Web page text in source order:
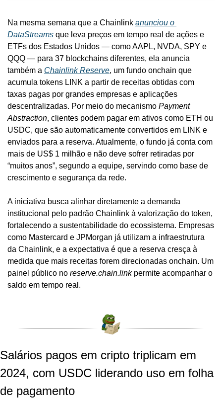
Na mesma semana que a Chainlink
DataStreams que leva preços em tempo real de ações e
ETFs dos Estados Unidos — como AAPL, NVDA, SPY e
QQQ — para 37 blockchains diferentes, ela anuncia
também a Chainlink Reserve, um fundo onchain que
acumula tokens LINK a partir de receitas obtidas com
taxas pagas por grandes empresas e aplicações
descentralizadas. Por meio do mecanismo Payment
Abstraction, clientes podem pagar em ativos como ETH ou
USDC, que são automaticamente convertidos em LINK e
enviados para a reserva. Atualmente, o fundo já conta com
mais de US$ 1 milhão e não deve sofrer retiradas por
“muitos anos”, segundo a equipe, servindo como base de
crescimento e segurança da rede.
A iniciativa busca alinhar diretamente a demanda
institucional pelo padrão Chainlink à valorização do token,
fortalecendo a sustentabilidade do ecossistema. Empresas
como Mastercard e JPMorgan já utilizam a infraestrutura
da Chainlink, e a expectativa é que a reserva cresça à
medida que mais receitas forem direcionadas onchain. Um
painel público no reserve.chain.link permite acompanhar o
saldo em tempo real.
Salários pagos em cripto triplicam em
2024, com USDC liderando uso em folha
de pagamento